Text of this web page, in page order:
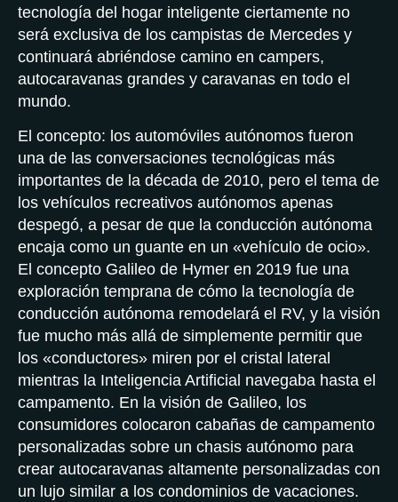
tecnología del hogar inteligente ciertamente no
será exclusiva de los campistas de Mercedes y
continuará abriéndose camino en campers,
autocaravanas grandes y caravanas en todo el
mundo.
El concepto: los automóviles autónomos fueron
una de las conversaciones tecnológicas más
importantes de la década de 2010, pero el tema de
los vehículos recreativos autónomos apenas
despegó, a pesar de que la conducción autónoma
encaja como un guante en un «vehículo de ocio».
El concepto Galileo de Hymer en 2019 fue una
exploración temprana de cómo la tecnología de
conducción autónoma remodelará el RV, y la visión
fue mucho más allá de simplemente permitir que
los «conductores» miren por el cristal lateral
mientras la Inteligencia Artificial navegaba hasta el
campamento. En la visión de Galileo, los
consumidores colocaron cabañas de campamento
personalizadas sobre un chasis autónomo para
crear autocaravanas altamente personalizadas con
un lujo similar a los condominios de vacaciones.